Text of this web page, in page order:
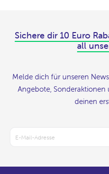
Sichere dir 10 Euro
all
Melde dich für unseren
Angebote,
deinen